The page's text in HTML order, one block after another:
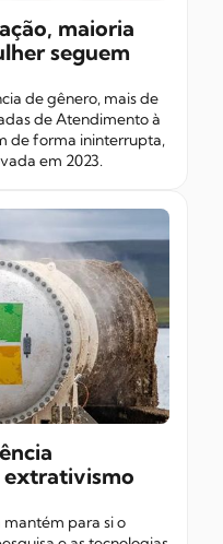
maioria
seguem
de gênero, mais de
de Atendimento à
de forma ininterrupta,
em 2023.
extrativismo
para si o